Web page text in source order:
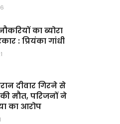
का ब्योरा
: प्रियंका गांधी
दीवार गिरने से
मौत, परिजनों ने
का आरोप